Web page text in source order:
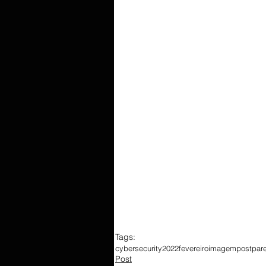
Tags:
cybersecurity2022fevereiroimagempost
Post